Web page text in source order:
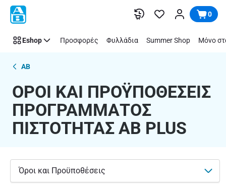
Παράλειψη
ΟΡΟΙ
ΠΡΟΓΡΑΜΜΑΤΟΣ
0
Eshop Προσφορές Φυλλάδια Summer Shop Μόνο
AB
ΟΡΟΙ ΚΑΙ ΠΡΟΫΠΟΘΕΣΕΙΣ
ΠΡΟΓΡΑΜΜΑΤΟΣ
ΠΙΣΤΟΤΗΤΑΣ AB PLUS
Όροι και Προϋποθέσεις